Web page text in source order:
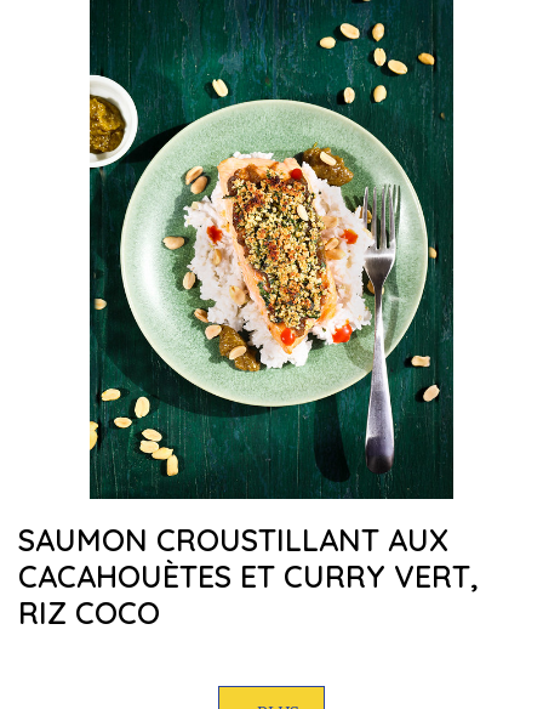
SAUMON CROUSTILLANT AUX
CACAHOUÈTES ET CURRY VERT,
RIZ COCO